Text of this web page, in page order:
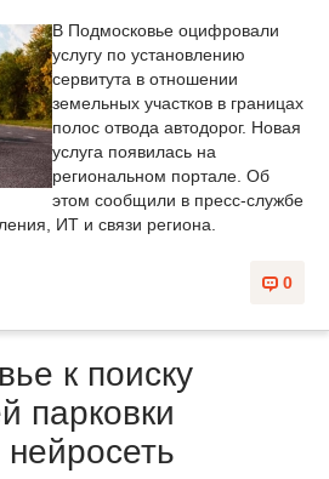
В Подмосковье оцифровали
услугу по установлению
сервитута в отношении
земельных участков в границах
полос отвода автодорог. Новая
услуга появилась на
региональном портале. Об
этом сообщили в пресс-службе
ИТ и связи региона.
0
к поиску
парковки